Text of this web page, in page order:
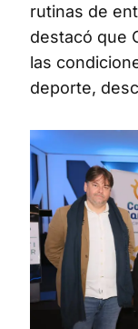
rutinas de
destacó que
las
deporte,